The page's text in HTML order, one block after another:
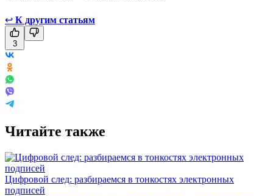
↩ К другим статьям
3
Читайте также
Цифровой след: разбираемся в тонкостях электронных
подписей